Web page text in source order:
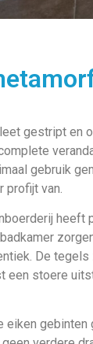
gestript en
gebruik
van.
heeft
De
een stoere
eiken